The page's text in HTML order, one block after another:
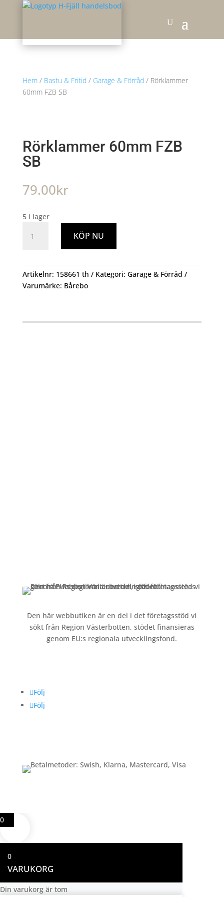
Hem/ Bastu & Fritid / Garage & Förråd / Rörklammer
60mm FZB SB
Rörklammer 60mm FZB
SB
79.00kr
5 i lager
60mm
mängd
KÖP NU
Artikelnr: 158661 th Kategori: Garage & Förråd
Varumärke: Bårebo
Den här webbutiken är en del i det företagsstöd vi
sökt från Region Västerbotten, stödet finansieras
genom EU:s regionala utvecklingsfond.
Följ
Följ
0
0
VARUKORG
Din varukorg är tom